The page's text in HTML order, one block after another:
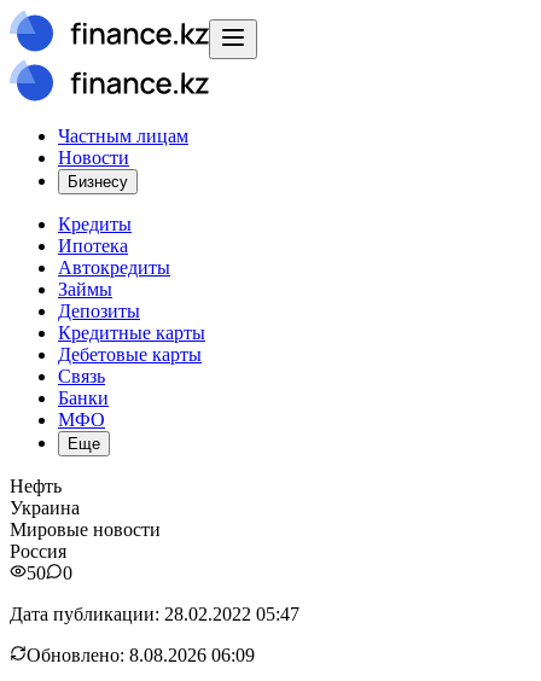
Частным лицам
Новости
Бизнесу
Кредиты
Ипотека
Автокредиты
Займы
Депозиты
Кредитные карты
Дебетовые карты
Связь
Банки
МФО
Еще
Нефть
Украина
Мировые новости
Россия
50
0
Дата публикации: 28.02.2022 05:47
Обновлено: 8.08.2026 06:09